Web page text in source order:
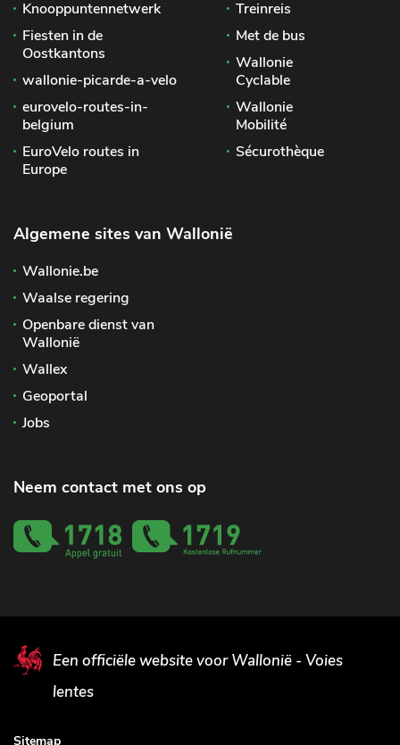
Knooppuntennetwerk
Fiesten in de
Oostkantons
wallonie-picarde-a-velo
eurovelo-routes-in-
belgium
EuroVelo routes in
Europe
Treinreis
Met de bus
Wallonie
Cyclable
Wallonie
Mobilité
Sécurothèque
Algemene sites van Wallonië
Wallonie.be
Waalse regering
Openbare dienst van
Wallonië
Wallex
Geoportal
Jobs
Neem contact met ons op
Een officiële website voor Wallonië - Voies
lentes
Sitemap